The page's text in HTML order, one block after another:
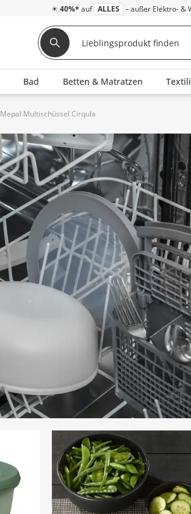
☀ 40%* auf ALLES – außer Elektro- &
Bad Betten & Matratzen
Mepal Multischüssel Cirqula